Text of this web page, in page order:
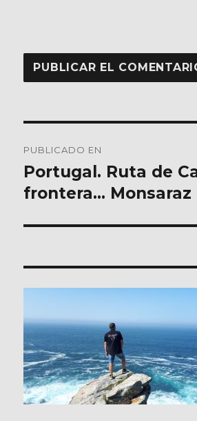
de
entradas
PUBLICADO EN
Portugal. Ruta de
frontera… Monsaraz